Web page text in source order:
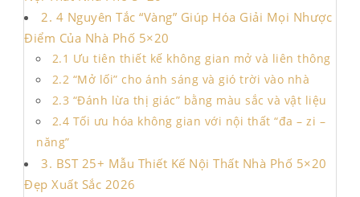
2. 4 Nguyên Tắc “Vàng” Giúp Hóa Giải Mọi Nhược
Điểm Của Nhà Phố 5×20
2.1 Ưu tiên thiết kế không gian mở và liên thông
2.2 “Mở lối” cho ánh sáng và gió trời vào nhà
2.3 “Đánh lừa thị giác” bằng màu sắc và vật liệu
2.4 Tối ưu hóa không gian với nội thất “đa – zi –
năng”
3. BST 25+ Mẫu Thiết Kế Nội Thất Nhà Phố 5×20
Đẹp Xuất Sắc 2026